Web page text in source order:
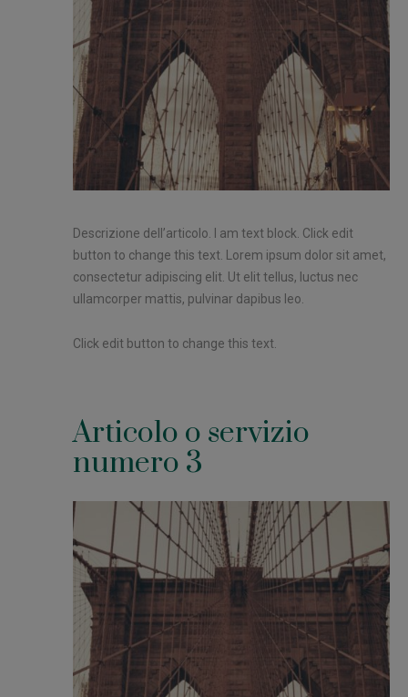
Descrizione dell’articolo. I am text block. Click edit
button to change this text. Lorem ipsum dolor sit amet,
consectetur adipiscing elit. Ut elit tellus, luctus nec
ullamcorper mattis, pulvinar dapibus leo.
Click edit button to change this text.
Articolo o servizio
numero 3